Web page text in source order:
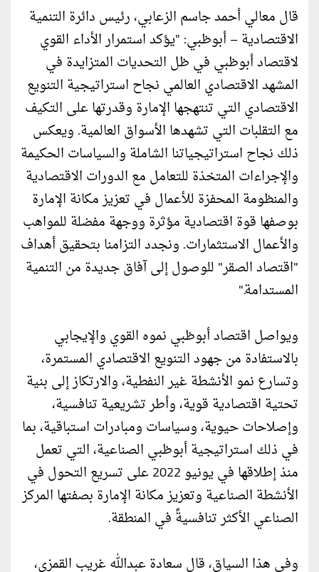
قال معالي أحمد جاسم الزعابي، رئيس دائرة التنمية
الاقتصادية – أبوظبي: "يؤكد استمرار الأداء القوي
لاقتصاد أبوظبي في ظل التحديات المتزايدة في
المشهد الاقتصادي العالمي نجاح استراتيجية التنويع
الاقتصادي التي تنتهجها الإمارة وقدرتها على التكيف
مع التقلبات التي تشهدها الأسواق العالمية. ويعكس
ذلك نجاح استراتيجياتنا الشاملة والسياسات الحكيمة
والإجراءات المتخذة للتعامل مع الدورات الاقتصادية
والمنظومة المحفزة للأعمال في تعزيز مكانة الإمارة
بوصفها قوة اقتصادية مؤثرة ووجهة مفضلة للمواهب
والأعمال الاستثمارات. ونجدد التزامنا بتحقيق أهداف
"اقتصاد الصقر" للوصول إلى آفاق جديدة من التنمية
المستدامة."
ويواصل اقتصاد أبوظبي نموه القوي والإيجابي
بالاستفادة من جهود التنويع الاقتصادي المستمرة،
وتسارع نمو الأنشطة غير النفطية، والارتكاز إلى بنية
تحتية اقتصادية قوية، وأطر تشريعية تنافسية،
وإصلاحات حيوية، وسياسات ومبادرات استباقية، بما
في ذلك استراتيجية أبوظبي الصناعية، التي تعمل
منذ إطلاقها في يونيو 2022 على تسريع التحول في
الأنشطة الصناعية وتعزيز مكانة الإمارة بصفتها المركز
الصناعي الأكثر تنافسيةً في المنطقة.
وفي هذا السياق، قال سعادة عبدالله غريب القمزي،